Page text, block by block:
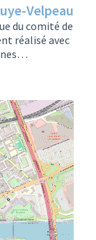
excuser
le lien vers
Velpeau
du comité de
réalisé avec
aux